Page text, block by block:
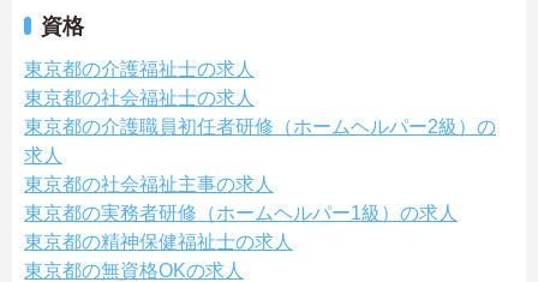
資格
東京都の介護福祉士の求人
東京都の社会福祉士の求人
東京都の介護職員初任者研修（ホームヘルパー2級）の
求人
東京都の社会福祉主事の求人
東京都の実務者研修（ホームヘルパー1級）の求人
東京都の精神保健福祉士の求人
東京都の無資格OKの求人